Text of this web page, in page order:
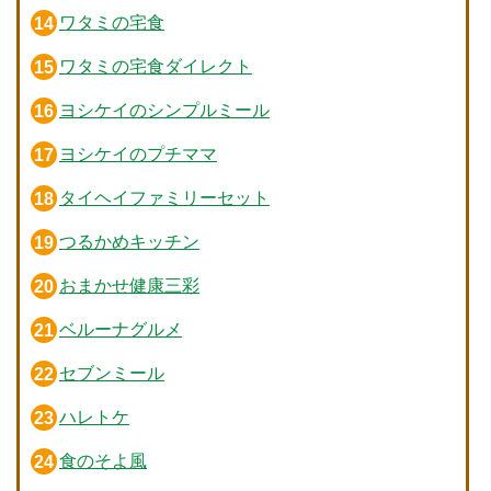
ワタミの宅食
ワタミの宅食ダイレクト
ヨシケイのシンプルミール
ヨシケイのプチママ
タイヘイファミリーセット
つるかめキッチン
おまかせ健康三彩
ベルーナグルメ
セブンミール
ハレトケ
食のそよ風